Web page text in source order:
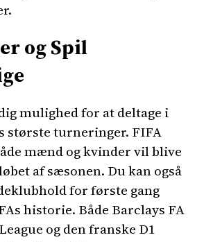
og Spil
mulighed for at deltage i
største turneringer. FIFA
mænd og kvinder vil blive
af sæsonen. Du kan også
for første gang
historie. Både Barclays FA
og den franske D1